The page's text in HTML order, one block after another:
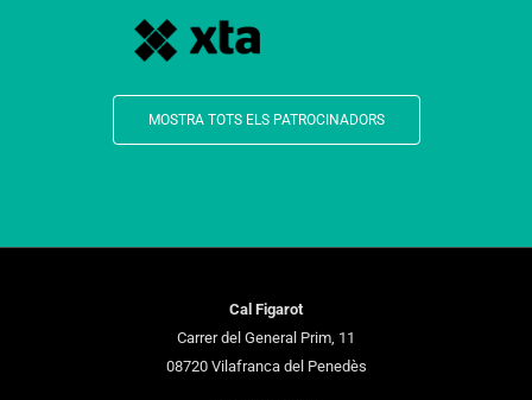
MOSTRA TOTS ELS PATROCINADORS
Cal Figarot
Carrer del General Prim, 11
08720 Vilafranca del Penedès